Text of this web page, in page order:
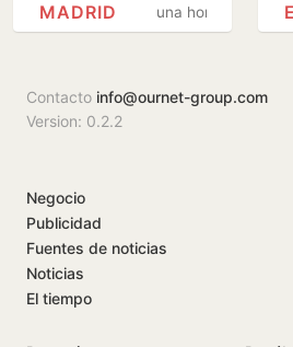
una hora
MADRID
Contacto info@ournet-group.com
Version: 0.2.2
Negocio
Publicidad
Fuentes de noticias
Noticias
El tiempo